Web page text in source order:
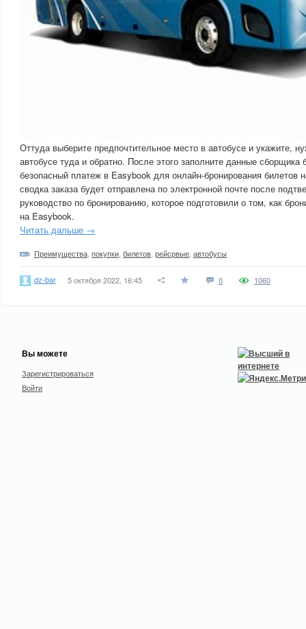
Оттуда выберите предпочтительное место в автобусе и укажите,
автобусе туда и обратно. После этого заполните данные сборщика
безопасный платеж в Easybook для онлайн-бронирования билетов
сводка заказа будет отправлена ​​​​по электронной почте после
руководство по бронированию, которое подготовили о том, как
на Easybook.
Читать дальше →
Преимущества покупки билетов рейсрвые автобусы
dz-bar 5 октября 2022, 16:45 0 1060
Вы можете
Зарегистрироваться
Войти